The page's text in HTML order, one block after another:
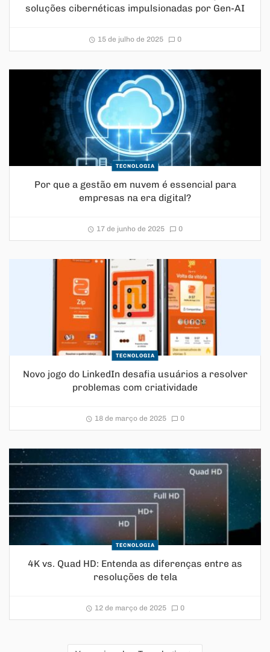
soluções cibernéticas impulsionadas por Gen-AI
15 de julho de 2025 0
TECNOLOGIA
Por que a gestão em nuvem é essencial para
empresas na era digital?
17 de junho de 2025 0
TECNOLOGIA
Novo jogo do LinkedIn desafia usuários a resolver
problemas com criatividade
18 de março de 2025 0
TECNOLOGIA
4K vs. Quad HD: Entenda as diferenças entre as
resoluções de tela
12 de março de 2025 0